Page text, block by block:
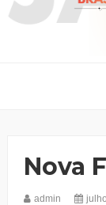
Nova
admin